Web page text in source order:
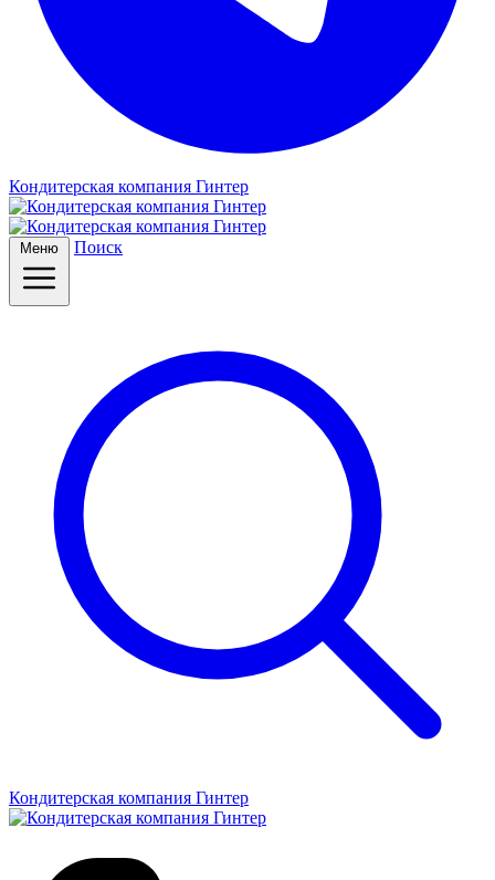
Кондитерская компания Гинтер
Меню Поиск
Кондитерская компания Гинтер